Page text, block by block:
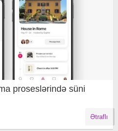
proseslərində süni
Ətraflı